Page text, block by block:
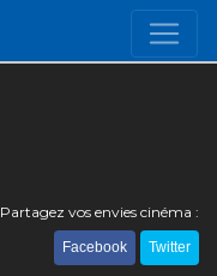
Partagez vos envies cinéma :
Facebook Twitter